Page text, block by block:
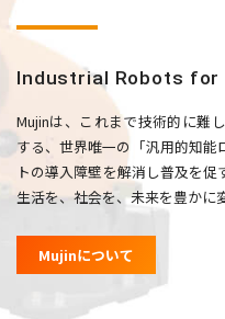
Industrial Robots for
Mujinは、これまで技術的に難
する、世界唯一の「汎用的知能
トの導⼊障壁を解消し普及を促
生活を、社会を、未来を豊かに
Mujinについて